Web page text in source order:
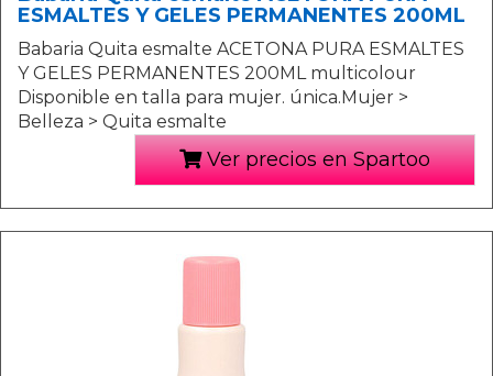
ESMALTES Y GELES PERMANENTES 200ML
Babaria Quita esmalte ACETONA PURA ESMALTES
Y GELES PERMANENTES 200ML multicolour
Disponible en talla para mujer. única.Mujer >
Belleza > Quita esmalte
Ver precios en Spartoo